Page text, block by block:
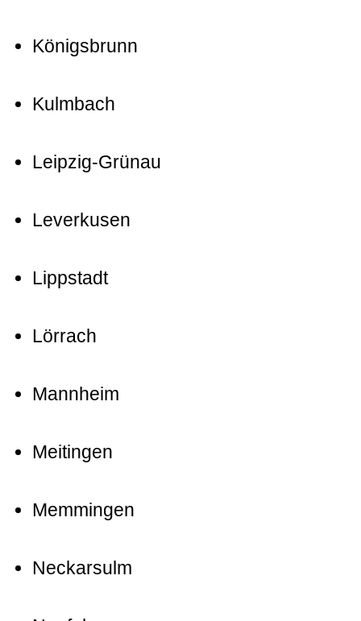
Königsbrunn
Kulmbach
Leipzig-Grünau
Leverkusen
Lippstadt
Lörrach
Mannheim
Meitingen
Memmingen
Neckarsulm